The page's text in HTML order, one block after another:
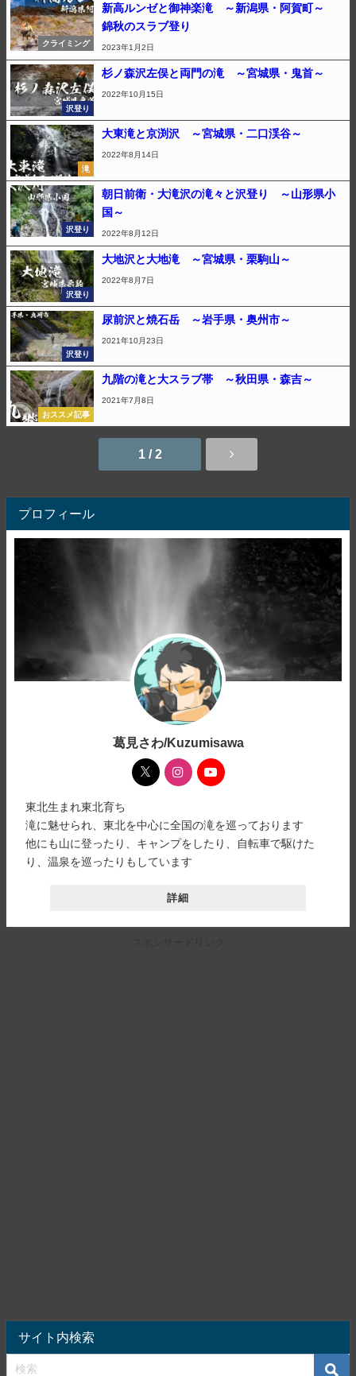
クライミング
新高ルンゼと御神楽滝 ～新潟県・阿賀町～
錦秋のスラブ登り
2023年1月2日
沢登り
杉ノ森沢左俣と両門の滝 ～宮城県・鬼首～
2022年10月15日
滝
大東滝と京渕沢 ～宮城県・二口渓谷～
2022年8月14日
沢登り
朝日前衛・大滝沢の滝々と沢登り ～山形県小
国～
2022年8月12日
沢登り
大地沢と大地滝 ～宮城県・栗駒山～
2022年8月7日
沢登り
尿前沢と焼石岳 ～岩手県・奥州市～
2021年10月23日
おススメ記事
九階の滝と大スラブ帯 ～秋田県・森吉～
2021年7月8日
1 / 2
プロフィール
葛見さわ/Kuzumisawa
東北生まれ東北育ち
滝に魅せられ、東北を中心に全国の滝を巡っております
他にも山に登ったり、キャンプをしたり、自転車で駆けた
り、温泉を巡ったりもしています
詳細
サイト内検索